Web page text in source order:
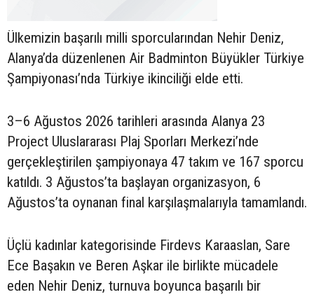
Ülkemizin başarılı milli sporcularından Nehir Deniz,
Alanya’da düzenlenen Air Badminton Büyükler Türkiye
Şampiyonası’nda Türkiye ikinciliği elde etti.
3–6 Ağustos 2026 tarihleri arasında Alanya 23
Project Uluslararası Plaj Sporları Merkezi’nde
gerçekleştirilen şampiyonaya 47 takım ve 167 sporcu
katıldı. 3 Ağustos’ta başlayan organizasyon, 6
Ağustos’ta oynanan final karşılaşmalarıyla tamamlandı.
Üçlü kadınlar kategorisinde Firdevs Karaaslan, Sare
Ece Başakın ve Beren Aşkar ile birlikte mücadele
eden Nehir Deniz, turnuva boyunca başarılı bir